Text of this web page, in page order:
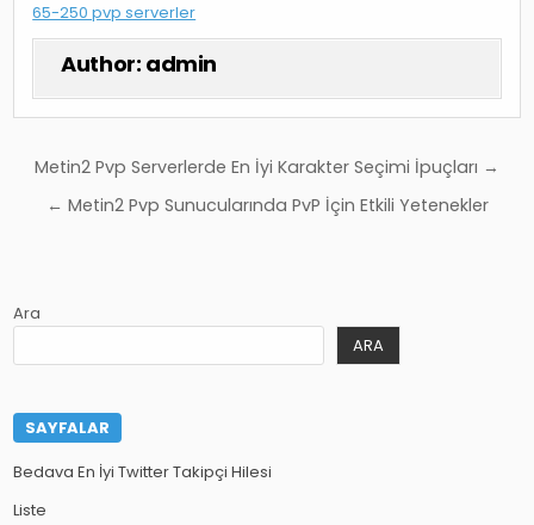
65-250 pvp serverler
Author: admin
Yazı
gezinmesi
Metin2 Pvp Serverlerde En İyi Karakter Seçimi İpuçları →
← Metin2 Pvp Sunucularında PvP İçin Etkili Yetenekler
Ara
ARA
SAYFALAR
Bedava En İyi Twitter Takipçi Hilesi
Liste